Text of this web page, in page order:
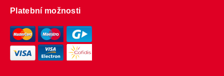
Platební možnosti